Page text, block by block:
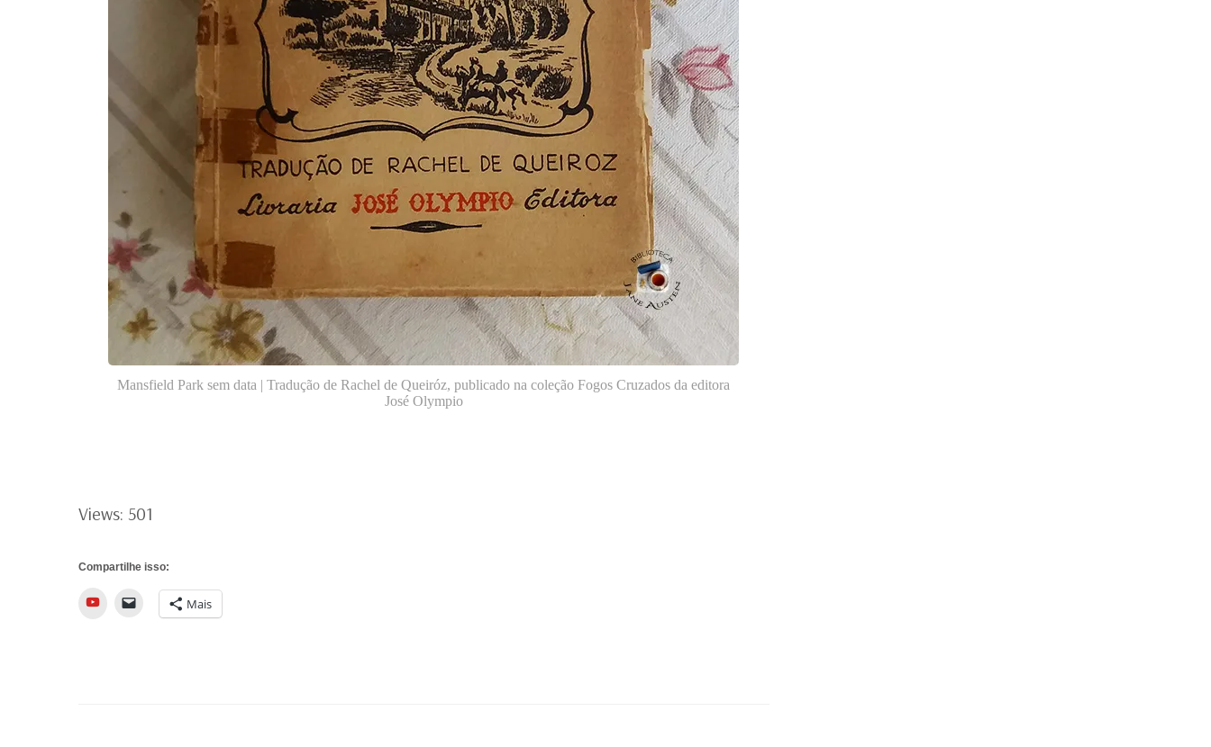
Mansfield Park sem data | Tradução de Rachel de Queiróz, publicado na coleção Fogos Cruzados da editora
José Olympio
Views: 501
Compartilhe isso:
YouTube Mais